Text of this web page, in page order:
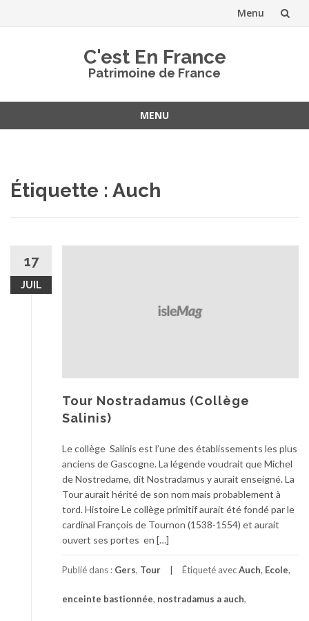
Menu
C'est En France
Patrimoine de France
MENU
Étiquette : Auch
17
JUIL
Tour Nostradamus (Collège
Salinis)
Le collège Salinis est l’une des établissements les plus
anciens de Gascogne. La légende voudrait que Michel
de Nostredame, dit Nostradamus y aurait enseigné. La
Tour aurait hérité de son nom mais probablement à
tord. Histoire Le collège primitif aurait été fondé par le
cardinal François de Tournon (1538-1554) et aurait
ouvert ses portes en […]
Publié dans : Gers, Tour Étiqueté avecAuch, Ecole,
enceinte bastionnée, nostradamus a auch,